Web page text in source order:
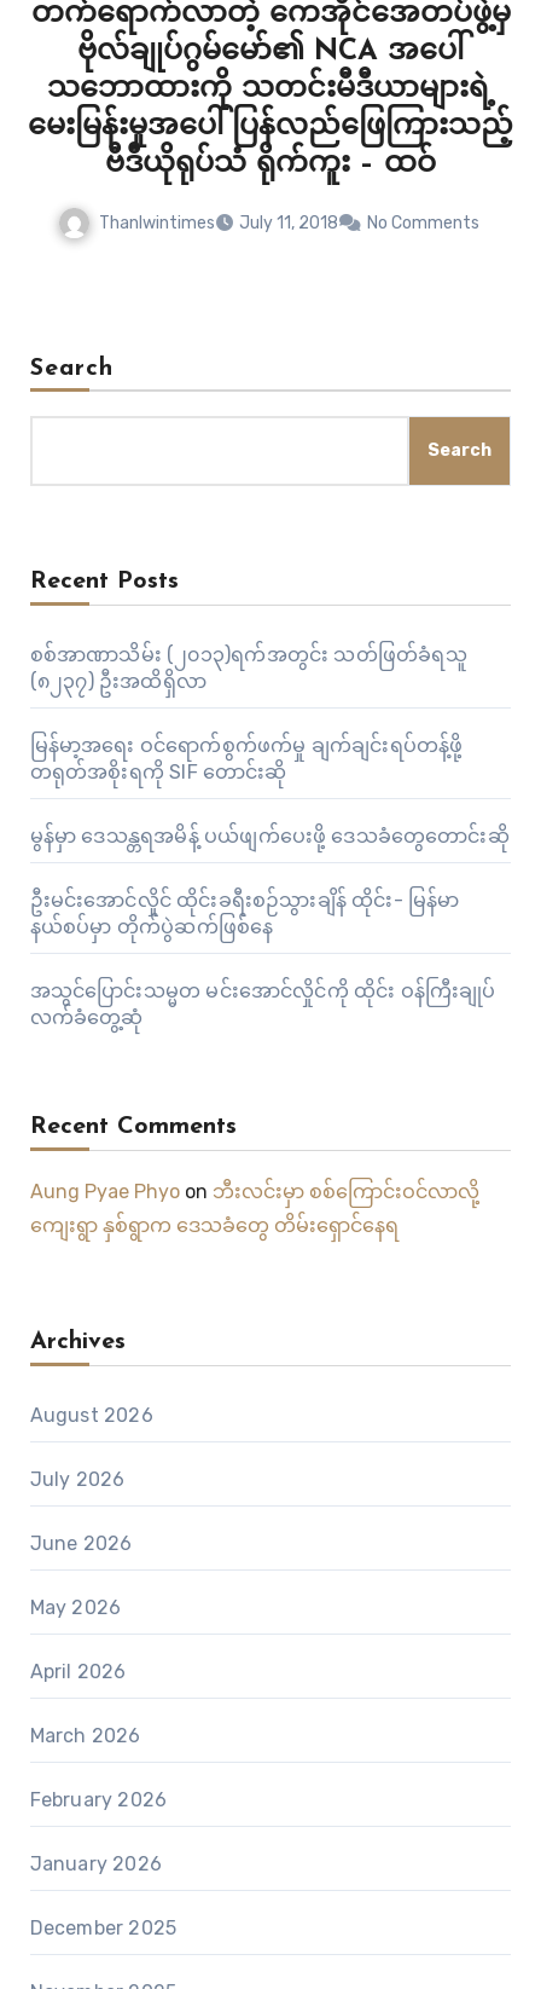
တက်ရောက်လာတဲ့ ကေအိုင်အေတပ်ဖွဲ့မှ
ဗိုလ်ချုပ်ဂွမ်မော်၏ NCA အပေါ်
သဘောထားကို သတင်းမီဒီယာများရဲ့
မေးမြန်းမှုအပေါ်ပြန်လည်ဖြေကြားသည့်
ဗီဒီယိုရုပ်သံ ရိုက်ကူး – ထဝ်
Thanlwintimes July 11, 2018 No Comments
Search
Search
Recent Posts
စစ်အာဏာသိမ်း (၂၀၁၃)ရက်အတွင်း သတ်ဖြတ်ခံရသူ
(၈၂၃၇) ဦးအထိရှိလာ
မြန်မာ့အရေး ဝင်ရောက်စွက်ဖက်မှု ချက်ချင်းရပ်တန့်ဖို့
တရုတ်အစိုးရကို SIF တောင်းဆို
မွန်မှာ ဒေသန္တရအမိန့် ပယ်ဖျက်ပေးဖို့ ဒေသခံတွေတောင်းဆို
ဦးမင်းအောင်လှိုင် ထိုင်းခရီးစဉ်သွားချိန် ထိုင်း- မြန်မာ
နယ်စပ်မှာ တိုက်ပွဲဆက်ဖြစ်နေ
အသွင်ပြောင်းသမ္မတ မင်းအောင်လှိုင်ကို ထိုင်း ဝန်ကြီးချုပ်
လက်ခံတွေ့ဆုံ
Recent Comments
Aung Pyae Phyoon ဘီးလင်းမှာ စစ်ကြောင်းဝင်လာလို့
ကျေးရွာ နှစ်ရွာက ဒေသခံတွေ တိမ်းရှောင်နေရ
Archives
August 2026
July 2026
June 2026
May 2026
April 2026
March 2026
February 2026
January 2026
December 2025